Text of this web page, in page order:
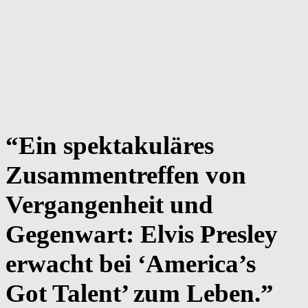
“Ein spektakuläres
Zusammentreffen von
Vergangenheit und
Gegenwart: Elvis Presley
erwacht bei ‘America’s
Got Talent’ zum Leben.”